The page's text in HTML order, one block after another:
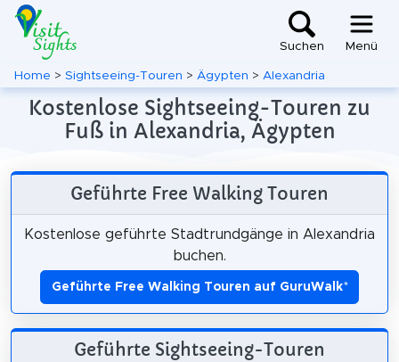
Suchen Menü
Home > Sightseeing-Touren > Ägypten > Alexandria
Kostenlose Sightseeing-Touren zu
Fuß in Alexandria, Ägypten
Geführte Free Walking Touren
Kostenlose geführte Stadtrundgänge in Alexandria
buchen.
Geführte Free Walking Touren auf GuruWalk*
Geführte Sightseeing-Touren